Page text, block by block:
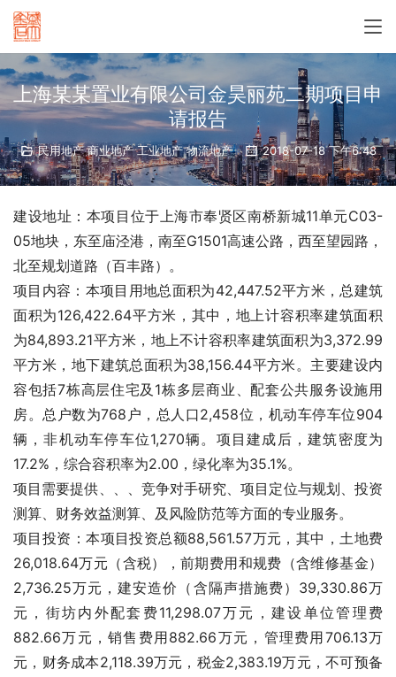
上海某某置业有限公司金昊丽苑二期项目申
请报告
民用地产 商业地产 工业地产 物流地产 2018-07-18 下午6:48
建设地址：本项目位于上海市奉贤区南桥新城11单元C03-
05地块，东至庙泾港，南至G1501高速公路，西至望园路，
北至规划道路（百丰路）。
项目内容：本项目用地总面积为42,447.52平方米，总建筑
面积为126,422.64平方米，其中，地上计容积率建筑面积
为84,893.21平方米，地上不计容积率建筑面积为3,372.99
平方米，地下建筑总面积为38,156.44平方米。主要建设内
容包括7栋高层住宅及1栋多层商业、配套公共服务设施用
房。总户数为768户，总人口2,458位，机动车停车位904
辆，非机动车停车位1,270辆。项目建成后，建筑密度为
17.2%，综合容积率为2.00，绿化率为35.1%。
项目需要提供、 、
、竞争对手研究、项目定位与规划、投资
测算、财务效益测算、 及风险防范等方面的专业服务。
项目投资：本项目投资总额88,561.57万元，其中，土地费
26,018.64万元（含税），前期费用和规费（含维修基金）
2,736.25万元，建安造价（含隔声措施费）39,330.86万
元，街坊内外配套费11,298.07万元，建设单位管理费
882.66万元，销售费用882.66万元，管理费用706.13万
元，财务成本2,118.39万元，税金2,383.19万元，不可预备